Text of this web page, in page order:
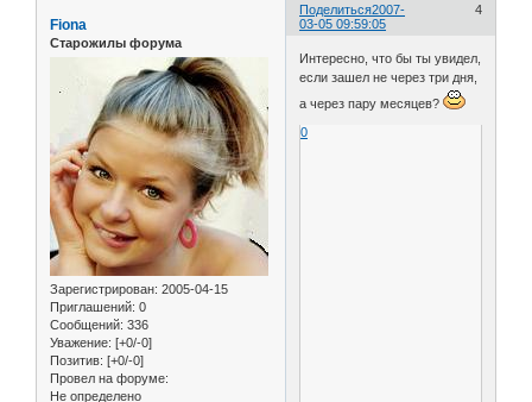
Поделиться 4
2007-
03-05 09:59:05
Fiona
Старожилы форума
Зарегистрирован: 2005-04-15
Приглашений: 0
Сообщений: 336
Уважение: [+0/-0]
Позитив: [+0/-0]
Провел на форуме:
Не определено
Интересно, что бы ты увидел,
если зашел не через три дня,
а через пару месяцев?
0